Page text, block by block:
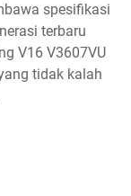
spesifikasi
terbaru
V16 V3607VU
tidak kalah